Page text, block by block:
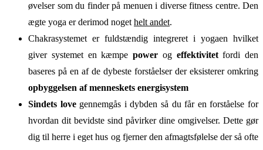
øvelser som du finder på menuen i diverse fitness centre. Den
ægte yoga er derimod noget helt andet.
Chakrasystemet er fuldstændig integreret i yogaen hvilket
giver systemet en kæmpe power og effektivitetfordi den
baseres på en af de dybeste forståelser der eksisterer omkring
opbyggelsen af menneskets energisystem
Sindets lovegennemgås i dybden så du får en forståelse for
hvordan dit bevidste sind påvirker dine omgivelser. Dette gør
dig til herre i eget hus og fjerner den afmagtsfølelse der så ofte